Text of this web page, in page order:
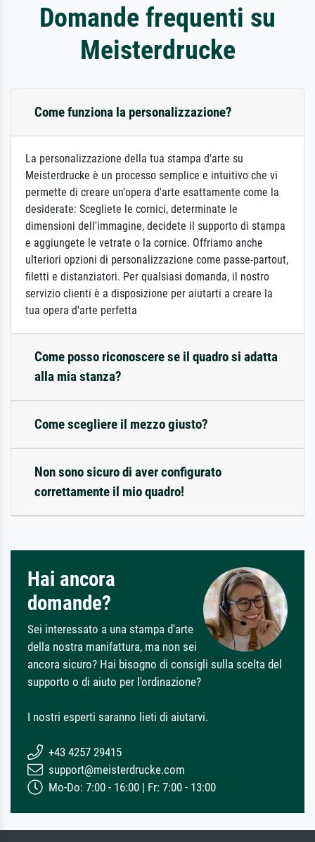
Domande frequenti su
Meisterdrucke
Come funziona la personalizzazione?
La personalizzazione della tua stampa d'arte su
Meisterdrucke è un processo semplice e intuitivo che vi
permette di creare un'opera d'arte esattamente come la
desiderate: Scegliete le cornici, determinate le
dimensioni dell'immagine, decidete il supporto di stampa
e aggiungete le vetrate o la cornice. Offriamo anche
ulteriori opzioni di personalizzazione come passe-partout,
filetti e distanziatori. Per qualsiasi domanda, il nostro
servizio clienti è a disposizione per aiutarti a creare la
tua opera d'arte perfetta
Come posso riconoscere se il quadro si adatta
alla mia stanza?
Come scegliere il mezzo giusto?
Non sono sicuro di aver configurato
correttamente il mio quadro!
Hai ancora
domande?
Sei interessato a una stampa d'arte
della nostra manifattura, ma non sei
ancora sicuro? Hai bisogno di consigli sulla scelta del
supporto o di aiuto per l'ordinazione?
I nostri esperti saranno lieti di aiutarvi.
+43 4257 29415
support@meisterdrucke.com
Mo-Do: 7:00 - 16:00 | Fr: 7:00 - 13:00